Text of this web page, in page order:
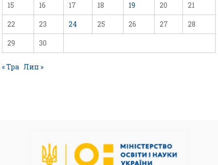
15 16 17 18 19 20 21
22 23 24 25 26 27 28
29 30
« Тра Лип »